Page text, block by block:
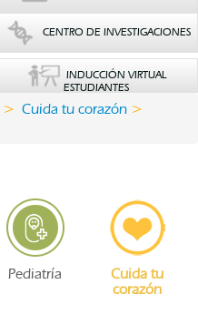
CENTRO DE INVESTIGACIONES
INDUCCIÓN VIRTUAL
ESTUDIANTES
Cuida tu corazón
Pediatría
Cuida tu
corazón